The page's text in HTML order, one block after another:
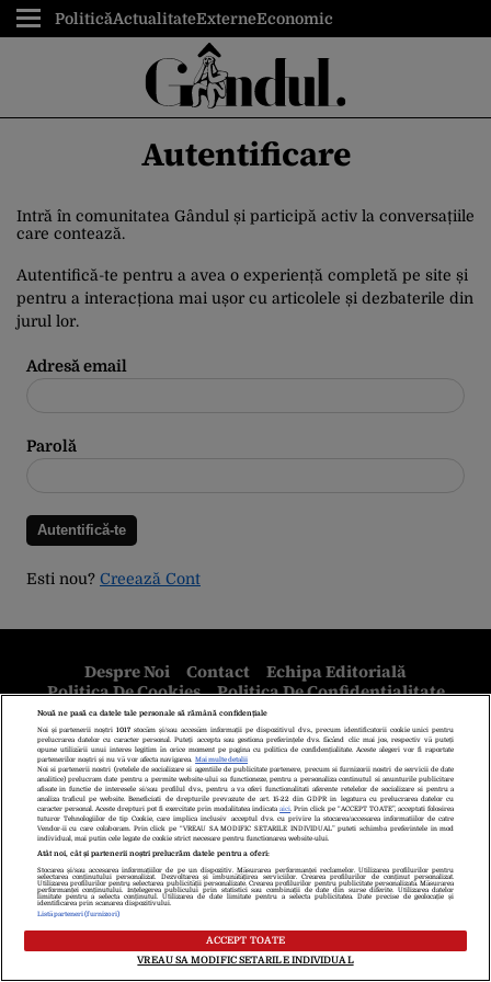
PoliticăActualitateExterneEconomic
Autentificare
Intră în comunitatea Gândul și participă activ la conversațiile
care contează.
Autentifică-te pentru a avea o experiență completă pe site și
pentru a interacționa mai ușor cu articolele și dezbaterile din
jurul lor.
Adresă email
Parolă
Esti nou? Creează Cont
Despre Noi Contact
Echipa Editorială
Politica De Cookies
Politica De Confidențialitate
Termeni Și Condiții
copyright © 2026
Citarea se poate face în limita a 250 de semne. Nici o instituţie sau persoană
(site-uri, instituţii mass-media, firme de monitorizare) nu poate reproduce
integral scrierile publicistice purtătoare de Drepturi de Autor.
Decizia ONJN nr. 1598/16.09.2021. Jocurile de noroc sunt interzise
minorilor.